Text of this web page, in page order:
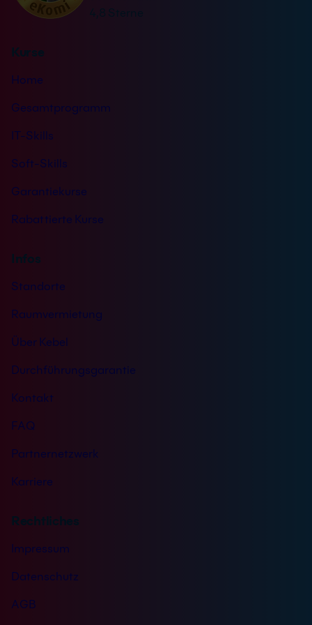
n
i
*
4,8 Sterne
Kurse
Home
Gesamtprogramm
IT-Skills
Soft-Skills
Garantiekurse
Rabattierte Kurse
Infos
Standorte
Raumvermietung
Über Kebel
Durchführungsgarantie
Kontakt
FAQ
Partnernetzwerk
Karriere
Rechtliches
Impressum
Datenschutz
AGB